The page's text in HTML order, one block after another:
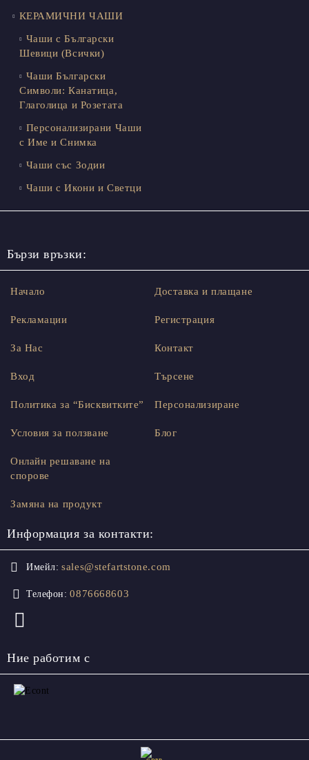
КЕРАМИЧНИ ЧАШИ
Чаши с Български
Шевици (Всички)
Чаши Български
Символи: Канатица,
Глаголица и Розетата
Персонализирани Чаши
с Име и Снимка
Чаши със Зодии
Чаши с Икони и Светци
Бързи връзки:
Начало
Рекламации
За Нас
Вход
Доставка и плащане
Регистрация
Контакт
Търсене
Политика за “Бисквитките”
Условия за ползване
Онлайн решаване на
спорове
Замяна на продукт
Персонализиране
Блог
Информация за контакти:
Имейл: sales@stefartstone.com
Телефон: 0876668603
Ние работим с